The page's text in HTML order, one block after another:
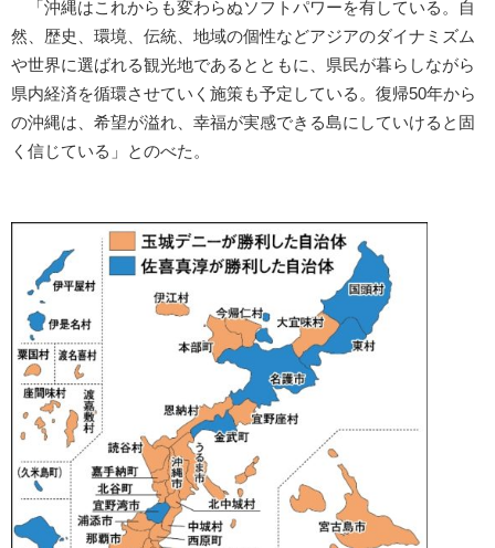
「沖縄はこれからも変わらぬソフトパワーを有している。自
然、歴史、環境、伝統、地域の個性などアジアのダイナミズム
や世界に選ばれる観光地であるとともに、県民が暮らしながら
県内経済を循環させていく施策も予定している。復帰50年から
の沖縄は、希望が溢れ、幸福が実感できる島にしていけると固
く信じている」とのべた。